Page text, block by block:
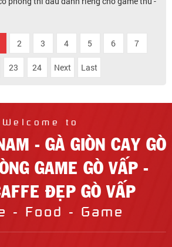
2 3 4 5 6 7
23 24 Next Last
Welcome to
- GÀ GIÒN CAY GÒ
GAME GÒ VẤP -
ĐẸP GÒ VẤP
- Food - Game